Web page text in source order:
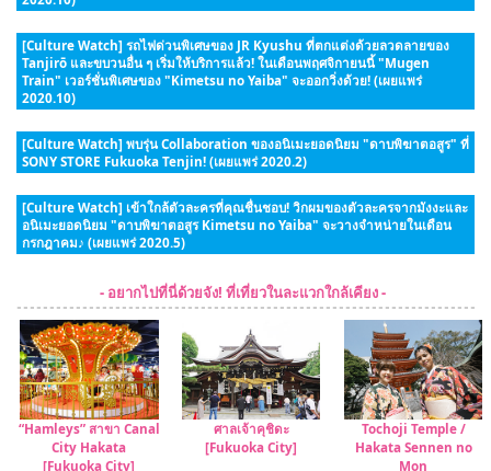
[Culture Watch] รถไฟด่วนพิเศษของ JR Kyushu ที่ตกแต่งด้วยลวดลายของ
Tanjirō และขบวนอื่น ๆ เริ่มให้บริการแล้ว! ในเดือนพฤศจิกายนนี้ "Mugen
Train" เวอร์ชั่นพิเศษของ "Kimetsu no Yaiba" จะออกวิ่งด้วย! (เผยแพร่
2020.10)
[Culture Watch] พบรุ่น Collaboration ของอนิเมะยอดนิยม "ดาบพิฆาตอสูร" ที่
SONY STORE Fukuoka Tenjin! (เผยแพร่ 2020.2)
[Culture Watch] เข้าใกล้ตัวละครที่คุณชื่นชอบ! วิกผมของตัวละครจากมังงะและ
อนิเมะยอดนิยม "ดาบพิฆาตอสูร Kimetsu no Yaiba" จะวางจำหน่ายในเดือน
กรกฎาคม♪ (เผยแพร่ 2020.5)
- อยากไปที่นี่ด้วยจัง! ที่เที่ยวในละแวกใกล้เคียง -
“Hamleys” สาขา Canal
City Hakata
[Fukuoka City]
ศาลเจ้าคุชิดะ
[Fukuoka City]
Tochoji Temple /
Hakata Sennen no
Mon